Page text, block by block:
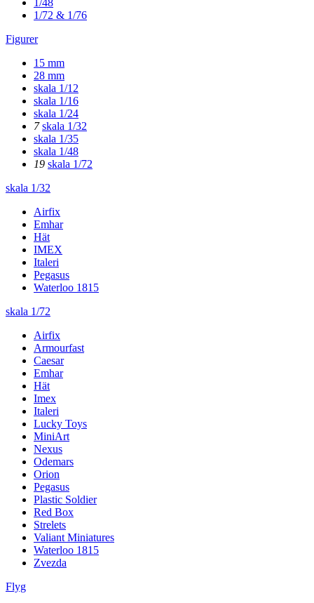
1/72 & 1/76
Figurer
15 mm
28 mm
skala 1/12
skala 1/16
skala 1/24
7 skala 1/32
skala 1/35
skala 1/48
19 skala 1/72
skala 1/32
Airfix
Emhar
Hät
IMEX
Italeri
Pegasus
Waterloo 1815
skala 1/72
Airfix
Armourfast
Caesar
Emhar
Hät
Imex
Italeri
Lucky Toys
MiniArt
Nexus
Odemars
Orion
Pegasus
Plastic Soldier
Red Box
Strelets
Valiant Miniatures
Waterloo 1815
Zvezda
Flyg